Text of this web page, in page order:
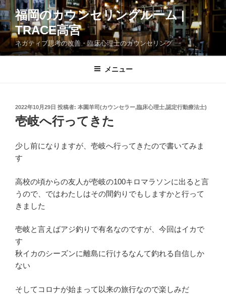
コ
ン
テ
ン
ツ
福岡のカウンセリングルーム |
TRACE高宮
ネガティブ思考の改善・臨床心理士のカウンセリング
メニュー
投
稿
日:
2022年10月29日 投稿者: 本園羊司(カウンセラー,臨床心理士,認定行動療法士)
壱岐へ行ってきた
少し前になりますが、壱岐へ行ってきたので書いてみま
す
高校の頃からの友人が壱岐の100キロマラソンに出ると言
うので、ではわたしはその間釣りでもしますかと行って
きました
壱岐と言えばアジ釣りで有名なのですが、今回はイカで
す
秋イカのシーズンに離島に行けるなんて釣れる自信しか
ない
そしてコロナが始まって以来の旅行なので楽しみだ